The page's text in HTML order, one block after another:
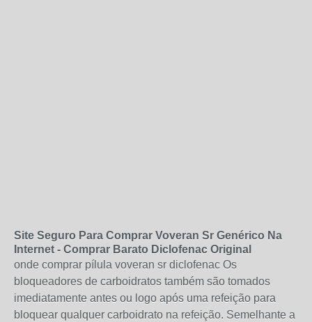
Site Seguro Para Comprar Voveran Sr Genérico Na
Internet - Comprar Barato Diclofenac Original
onde comprar pílula voveran sr diclofenac Os
bloqueadores de carboidratos também são tomados
imediatamente antes ou logo após uma refeição para
bloquear qualquer carboidrato na refeição. Semelhante a